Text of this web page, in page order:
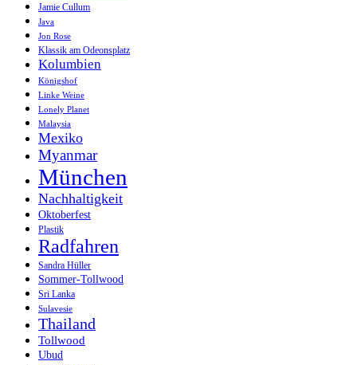
Jamie Cullum
Java
Jon Rose
Klassik am Odeonsplatz
Kolumbien
Königshof
Linke Weine
Lonely Planet
Malaysia
Mexiko
Myanmar
München
Nachhaltigkeit
Oktoberfest
Plastik
Radfahren
Sandra Hüller
Sommer-Tollwood
Sri Lanka
Sulavesie
Thailand
Tollwood
Ubud